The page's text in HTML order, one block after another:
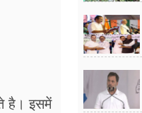
है। इसमें